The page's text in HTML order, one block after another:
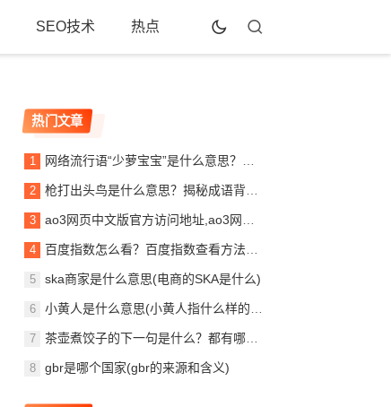
SEO技术 热点
热门文章
网络流行语“少萝宝宝”是什么意思？带你了解其含义和起源
枪打出头鸟是什么意思？揭秘成语背后的深层含义
ao3网页中文版官方访问地址,ao3网页打不开了怎么解决？
百度指数怎么看？百度指数查看方法（新手教程）
ska商家是什么意思(电商的SKA是什么)
小黄人是什么意思(小黄人指什么样的人)
茶壶煮饺子的下一句是什么？都有哪些说法？
gbr是哪个国家(gbr的来源和含义)